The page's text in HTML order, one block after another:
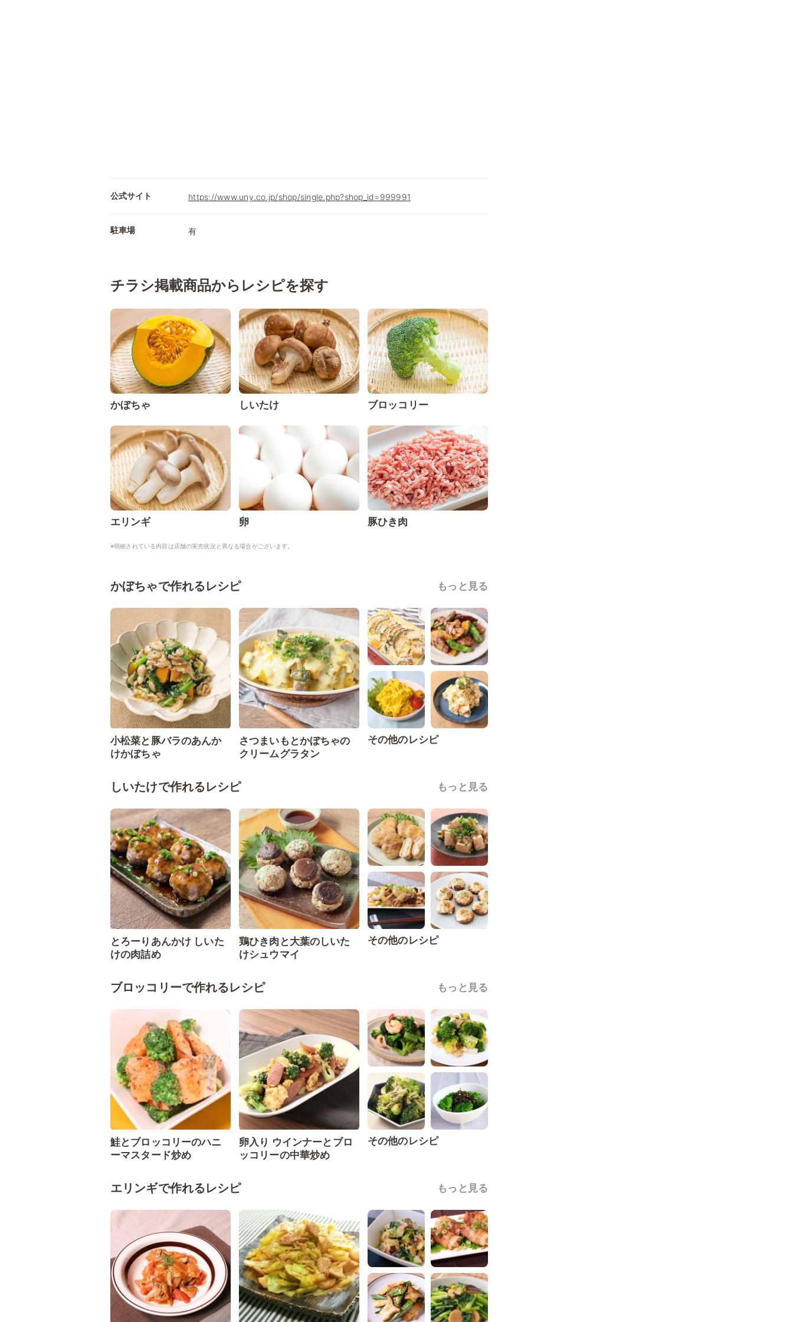
公式サイト https://www.uny.co.jp/shop/single.php?shop_id=999991
駐車場 有
チラシ掲載商品からレシピを探す
かぼちゃ しいたけ ブロッコリー
エリンギ 卵 豚ひき肉
※明細されている内容は店舗の実売状況と異なる場合がございます。
かぼちゃで作れるレシピ もっと見る
小松菜と豚バラのあんか
けかぼちゃ
さつまいもとかぼちゃの
クリームグラタン
その他のレシピ
しいたけで作れるレシピ もっと見る
とろーりあんかけ しいた
けの肉詰め
鶏ひき肉と大葉のしいた
けシュウマイ
その他のレシピ
ブロッコリーで作れるレシピ もっと見る
鮭とブロッコリーのハニ
ーマスタード炒め
卵入り ウインナーとブロ
ッコリーの中華炒め
その他のレシピ
エリンギで作れるレシピ もっと見る